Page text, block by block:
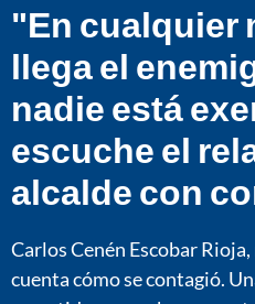
"En cualquier
llega el
nadie está
escuche el
alcalde con
Carlos Cenén Escobar
cuenta cómo se contagió.